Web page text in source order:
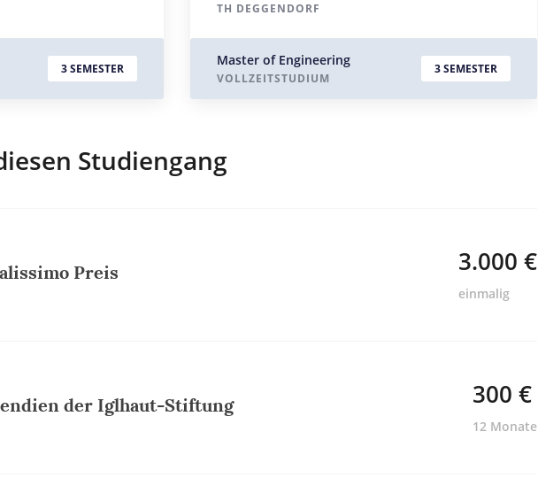
3 SEMESTER
TH DEGGENDORF
Master of Engineering
VOLLZEITSTUDIUM
3 SEMESTER
Studiengang
Preis 3.000 €
einmalig
der Iglhaut-Stiftung 300 €
12 Monate